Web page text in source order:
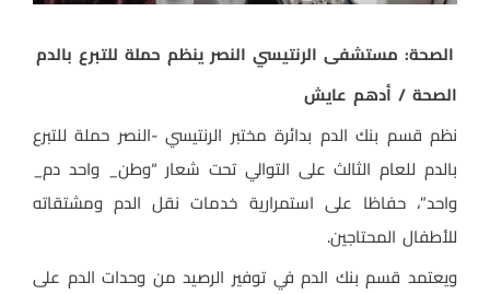
الصحة: مستشفى الرنتيسي النصر ينظم حملة للتبرع بالدم
الصحة / أدهم عايش
نظم قسم بنك الدم بدائرة مختبر الرنتيسي -النصر حملة للتبرع
بالدم للعام الثالث على التوالي تحت شعار “وطن_ واحد دم_
واحد”، حفاظا على استمرارية خدمات نقل الدم ومشتقاته
للأطفال المحتاجين.
ويعتمد قسم بنك الدم في توفير الرصيد من وحدات الدم على